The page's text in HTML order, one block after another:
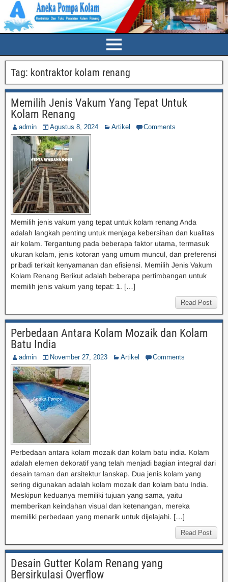
Tag: kontraktor kolam renang
Memilih Jenis Vakum Yang Tepat Untuk
Kolam Renang
admin Agustus 8, 2024 Artikel Comments
Memilih jenis vakum yang tepat untuk kolam renang Anda
adalah langkah penting untuk menjaga kebersihan dan kualitas
air kolam. Tergantung pada beberapa faktor utama, termasuk
ukuran kolam, jenis kotoran yang umum muncul, dan preferensi
pribadi terkait kenyamanan dan efisiensi. Memilih Jenis Vakum
Kolam Renang Berikut adalah beberapa pertimbangan untuk
memilih jenis vakum yang tepat: 1. […]
Read Post
Perbedaan Antara Kolam Mozaik dan Kolam
Batu India
admin November 27, 2023 Artikel Comments
Perbedaan antara kolam mozaik dan kolam batu india. Kolam
adalah elemen dekoratif yang telah menjadi bagian integral dari
desain taman dan arsitektur lanskap. Dua jenis kolam yang
sering digunakan adalah kolam mozaik dan kolam batu India.
Meskipun keduanya memiliki tujuan yang sama, yaitu
memberikan keindahan visual dan ketenangan, mereka
memiliki perbedaan yang menarik untuk dijelajahi. […]
Read Post
Desain Gutter Kolam Renang yang
Bersirkulasi Overflow